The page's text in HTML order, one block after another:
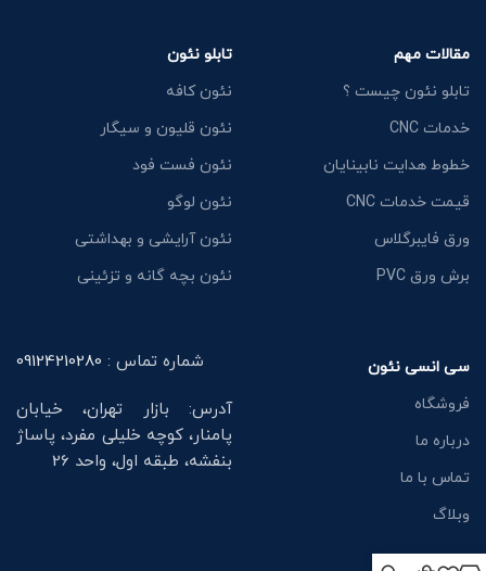
مقالات مهم
تابلو نئون چیست ؟
خدمات CNC
خطوط هدایت نابینایان
قیمت خدمات CNC
ورق فایبرگلاس
برش ورق PVC
تابلو نئون
نئون کافه
نئون قلیون و سیگار
نئون فست فود
نئون لوگو
نئون آرایشی و بهداشتی
نئون بچه گانه و تزئینی
سی انسی نئون
فروشگاه
درباره ما
تماس با ما
وبلاگ
شماره تماس : 09124210280
آدرس: بازار تهران، خیابان
پامنار، کوچه خلیلی مفرد، پاساژ
بنفشه، طبقه اول، واحد 26